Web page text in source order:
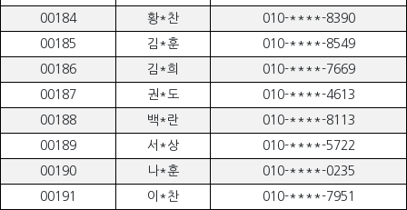
00184
황*찬
010-****-8390
00185
김*훈
010-****-8549
00186
김*희
010-****-7669
00187
권*도
010-****-4613
00188
백*란
010-****-8113
00189
서*상
010-****-5722
00190
나*훈
010-****-0235
00191
이*찬
010-****-7951